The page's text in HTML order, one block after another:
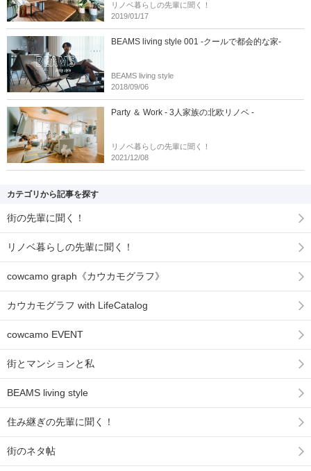
リノベ暮らしの先輩に聞く！
2019/01/17
BEAMS living style 001 -クールで都会的な家-
BEAMS living style
2018/09/06
Party ＆ Work - 3人家族の北欧リノベ -
リノベ暮らしの先輩に聞く！
2021/12/08
カテゴリから記事を探す
街の先輩に聞く！
リノベ暮らしの先輩に聞く！
cowcamo graph《カウカモグラフ》
カウカモグラフ with LifeCatalog
cowcamo EVENT
街とマンションと私
BEAMS living style
住み継ぎの先輩に聞く！
街のネタ帖